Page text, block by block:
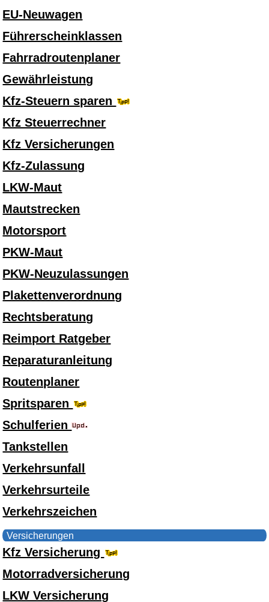
EU-Neuwagen
Führerscheinklassen
Fahrradroutenplaner
Gewährleistung
Kfz-Steuern sparen
Kfz Steuerrechner
Kfz Versicherungen
Kfz-Zulassung
LKW-Maut
Mautstrecken
Motorsport
PKW-Maut
PKW-Neuzulassungen
Plakettenverordnung
Rechtsberatung
Reimport Ratgeber
Reparaturanleitung
Routenplaner
Spritsparen
Schulferien
Tankstellen
Verkehrsunfall
Verkehrsurteile
Verkehrszeichen
Versicherungen
Kfz Versicherung
Motorradversicherung
LKW Versicherung